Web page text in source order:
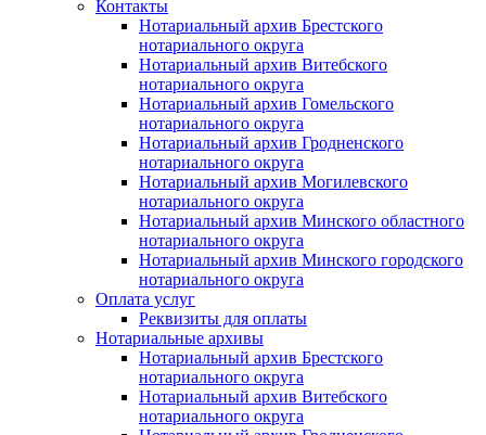
Контакты
Нотариальный архив Брестского
нотариального округа
Нотариальный архив Витебского
нотариального округа
Нотариальный архив Гомельского
нотариального округа
Нотариальный архив Гродненского
нотариального округа
Нотариальный архив Могилевского
нотариального округа
Нотариальный архив Минского областного
нотариального округа
Нотариальный архив Минского городского
нотариального округа
Оплата услуг
Реквизиты для оплаты
Нотариальные архивы
Нотариальный архив Брестского
нотариального округа
Нотариальный архив Витебского
нотариального округа